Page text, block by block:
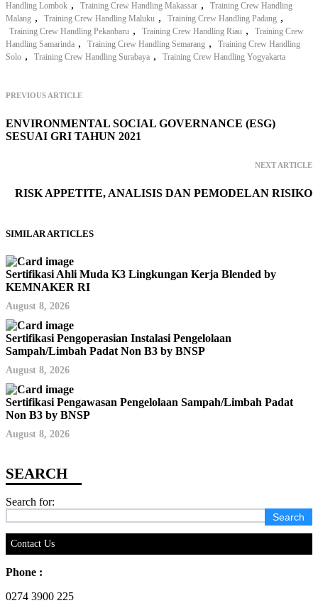
Handling Lombok , Training Crew Handling Makassar ,
Training Crew Handling
Malang , Training Crew Handling Maluku , Training Crew Handling Padang ,
Training Crew Handling Pekanbaru , Training Crew Handling Riau ,
Training Crew
Handling Samarinda , Training Crew Handling Semarang ,
Training Crew Handling
Solo , Training Crew Handling Surabaya , Training Crew Handling Yogyakarta
PREVIOUS ARTICLE
ENVIRONMENTAL SOCIAL GOVERNANCE (ESG)
SESUAI GRI TAHUN 2021
NEXT ARTICLE
RISK APPETITE, ANALISIS DAN PEMODELAN RISIKO
SIMILAR ARTICLES
Sertifikasi Ahli Muda K3 Lingkungan Kerja Blended by
KEMNAKER RI
August 8, 2026
Sertifikasi Pengoperasian Instalasi Pengelolaan
Sampah/Limbah Padat Non B3 by BNSP
August 8, 2026
Sertifikasi Pengawasan Pengelolaan Sampah/Limbah Padat
Non B3 by BNSP
August 8, 2026
Search for:
Contact Us
Phone :
0274 3900 225